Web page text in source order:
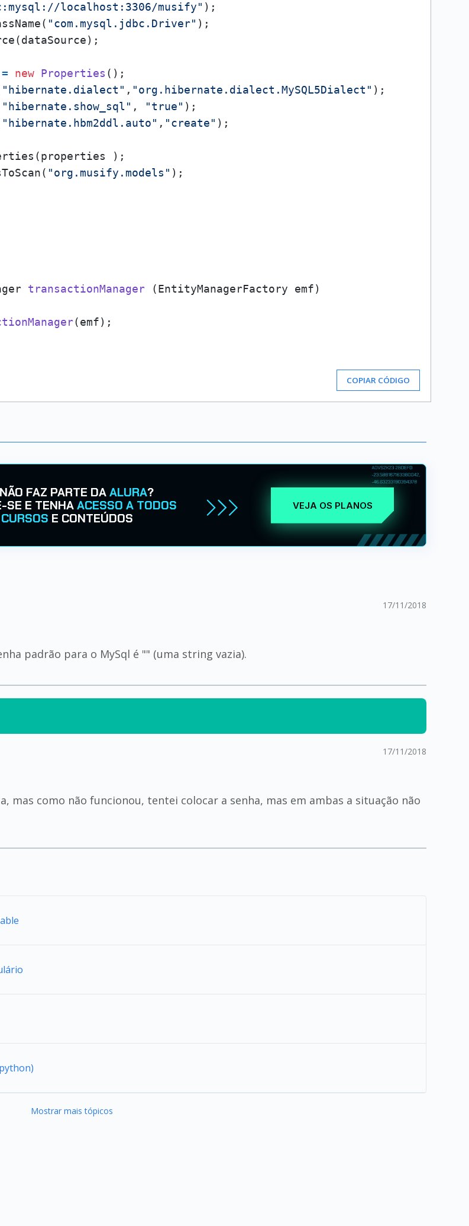
localhost:3306/musify" );
"com.mysql.jdbc.Driver" );
= new Properties ();
"hibernate.dialect" , "org.hibernate.dialect.MySQL5Dialect" );
"hibernate.show_sql" , "true" );
"hibernate.hbm2ddl.auto" , "create" );
);
"org.musify.models" );
transactionManager
(EntityManagerFactory emf)
(emf);
COPIAR CÓDIGO
FAZ PARTE DAALURA?
SE E TENHAACESSO A TODOS
E CONTEÚDOS
VEJA OS PLANOS
17/11/2018
padrão para o MySql é "" (uma string vazia).
17/11/2018
mas como não funcionou, tentei colocar a senha, mas em ambas a situação não
Mostrar mais tópicos